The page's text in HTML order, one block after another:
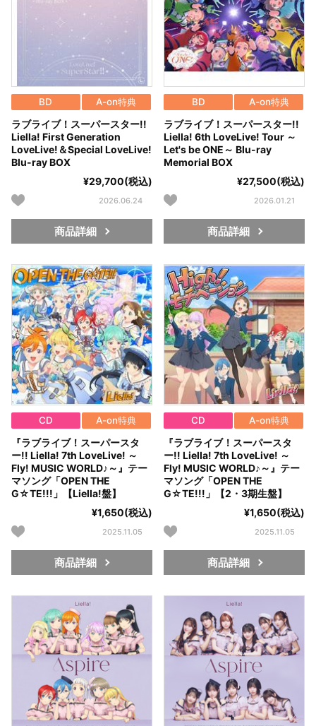
BD A-on特典
ラブライブ！スーパースター!!
Liella! First Generation
LoveLive!＆Special LoveLive!
Blu-ray BOX
¥29,700(税込)
2026.06.24
商品詳細
BD A-on特典
ラブライブ！スーパースター!!
Liella! 6th LoveLive! Tour ～
Let's be ONE～ Blu-ray
Memorial BOX
¥27,500(税込)
2026.01.21
商品詳細
CD A-on特典
『ラブライブ！スーパースタ
ー!! Liella! 7th LoveLive! ～
Fly! MUSIC WORLD♪～』テー
マソング「OPEN THE
G☆TE!!!」【Liella!盤】
¥1,650(税込)
2025.11.05
商品詳細
CD A-on特典
『ラブライブ！スーパースタ
ー!! Liella! 7th LoveLive! ～
Fly! MUSIC WORLD♪～』テー
マソング「OPEN THE
G☆TE!!!」【2・3期生盤】
¥1,650(税込)
2025.11.05
商品詳細